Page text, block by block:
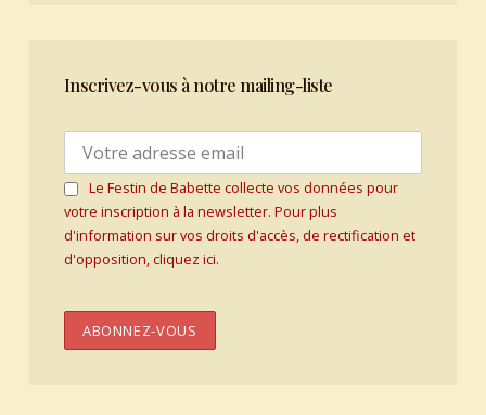
Inscrivez-vous à notre mailing-liste
Le Festin de Babette collecte vos données pour
votre inscription à la newsletter. Pour plus
d'information sur vos droits d'accès, de rectification et
d'opposition, cliquez ici.